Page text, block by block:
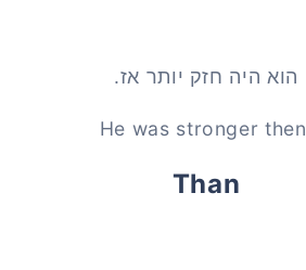
הוא היה חזק יותר אז.
He was stronger
Than